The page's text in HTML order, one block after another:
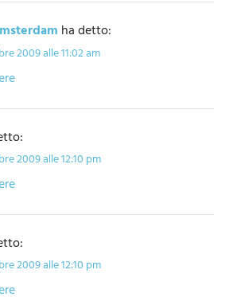
ha detto:
2009 alle 11:02 am
2009 alle 12:10 pm
2009 alle 12:10 pm